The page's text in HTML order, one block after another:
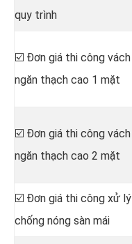
quy trình
☑️ Đơn giá thi công vách
ngăn thạch cao 1 mặt
☑️ Đơn giá thi công vách
ngăn thạch cao 2 mặt
☑️ Đơn giá thi công xử lý
chống nóng sàn mái